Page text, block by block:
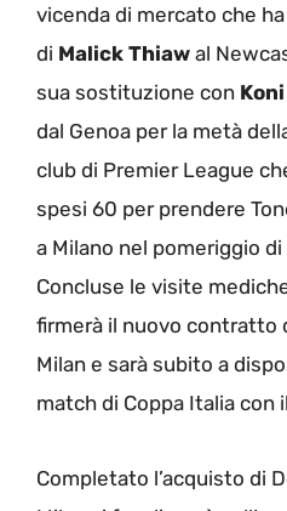
vicenda di mercato che
di Malick Thiaw al
sua sostituzione con
dal Genoa per la metà
club di Premier League
spesi 60 per prendere
a Milano nel pomeriggio
Concluse le visite
firmerà il nuovo contratto
Milan e sarà subito a
match di Coppa Italia con
Completato l’acquisto di